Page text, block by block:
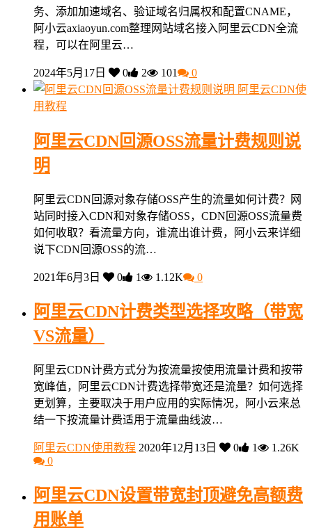
务、添加加速域名、验证域名归属权和配置CNAME，
阿小云axiaoyun.com整理网站域名接入阿里云CDN全流
程，可以在阿里云…
2024年5月17日 0 2 101
0
阿里云CDN使
用教程
阿里云CDN回源OSS流量计费规则说
明
阿里云CDN回源对象存储OSS产生的流量如何计费？网
站同时接入CDN和对象存储OSS，CDN回源OSS流量费
如何收取？看流量方向，谁流出谁计费，阿小云来详细
说下CDN回源OSS的流…
2021年6月3日 0 1 1.12K 0
阿里云CDN计费类型选择攻略（带宽
VS流量）
阿里云CDN计费方式分为按流量按使用流量计费和按带
宽峰值，阿里云CDN计费选择带宽还是流量？如何选择
更划算，主要取决于用户应用的实际情况，阿小云来总
结一下按流量计费适用于流量曲线波…
阿里云CDN使用教程 2020年12月13日 0 1
1.26K
0
阿里云CDN设置带宽封顶避免高额费
用账单